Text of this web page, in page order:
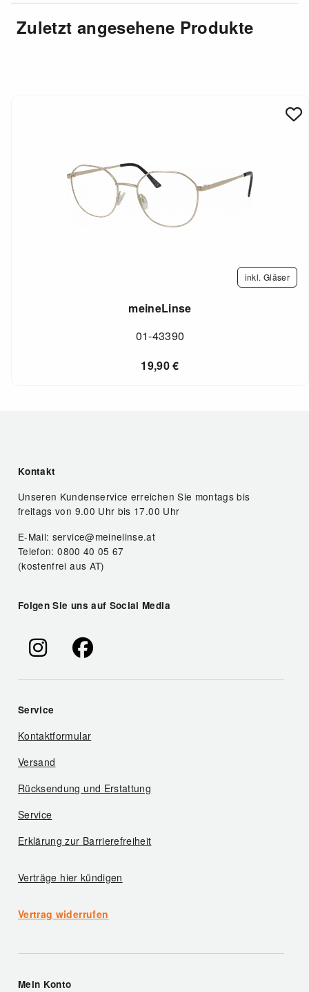
Zuletzt angesehene Produkte
inkl. Gläser
meineLinse
01-43390
19,90€
Kontakt
Unseren Kundenservice erreichen Sie montags bis
freitags von 9.00 Uhr bis 17.00 Uhr
E-Mail: service@meinelinse.at
Telefon: 0800 40 05 67
(kostenfrei aus AT)
Folgen Sie uns auf Social Media
Service
Kontaktformular
Versand
Rücksendung und Erstattung
Service
Erklärung zur Barrierefreiheit
Verträge hier kündigen
Vertrag widerrufen
Mein Konto